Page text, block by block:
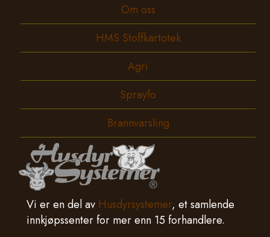
Om oss
HMS Stoffkartotek
Agri
Sprayfo
Brannvarsling
Vi er en del av Husdyrsystemer, et samlende
innkjøpssenter for mer enn 15 forhandlere.